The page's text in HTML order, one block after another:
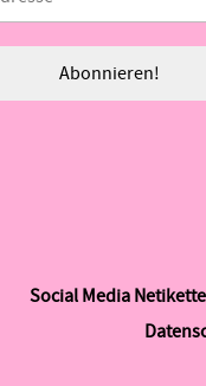
Social Media Netikette